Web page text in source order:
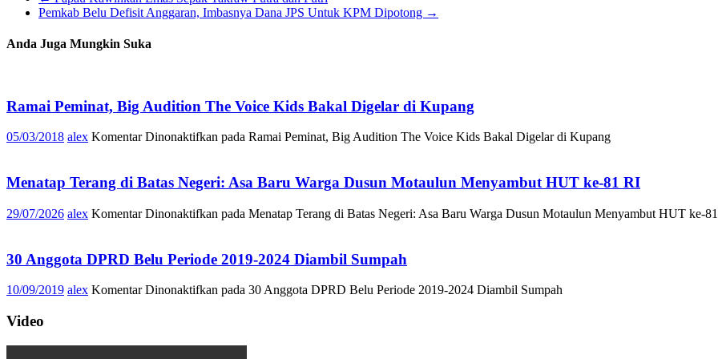
Pemkab Belu Defisit Anggaran, Imbasnya Dana JPS Untuk KPM Dipotong →
Anda Juga Mungkin Suka
Ramai Peminat, Big Audition The Voice Kids Bakal Digelar di Kupang
05/03/2018 alex Komentar Dinonaktifkan pada Ramai Peminat, Big Audition The Voice Kids Bakal Digelar di Kupang
Menatap Terang di Batas Negeri: Asa Baru Warga Dusun Motaulun Menyambut HUT ke-81 RI
29/07/2026 alex Komentar Dinonaktifkan pada Menatap Terang di Batas Negeri: Asa Baru Warga Dusun Motaulun Menyambut HUT ke-
30 Anggota DPRD Belu Periode 2019-2024 Diambil Sumpah
10/09/2019 alex Komentar Dinonaktifkan pada 30 Anggota DPRD Belu Periode 2019-2024 Diambil Sumpah
Video